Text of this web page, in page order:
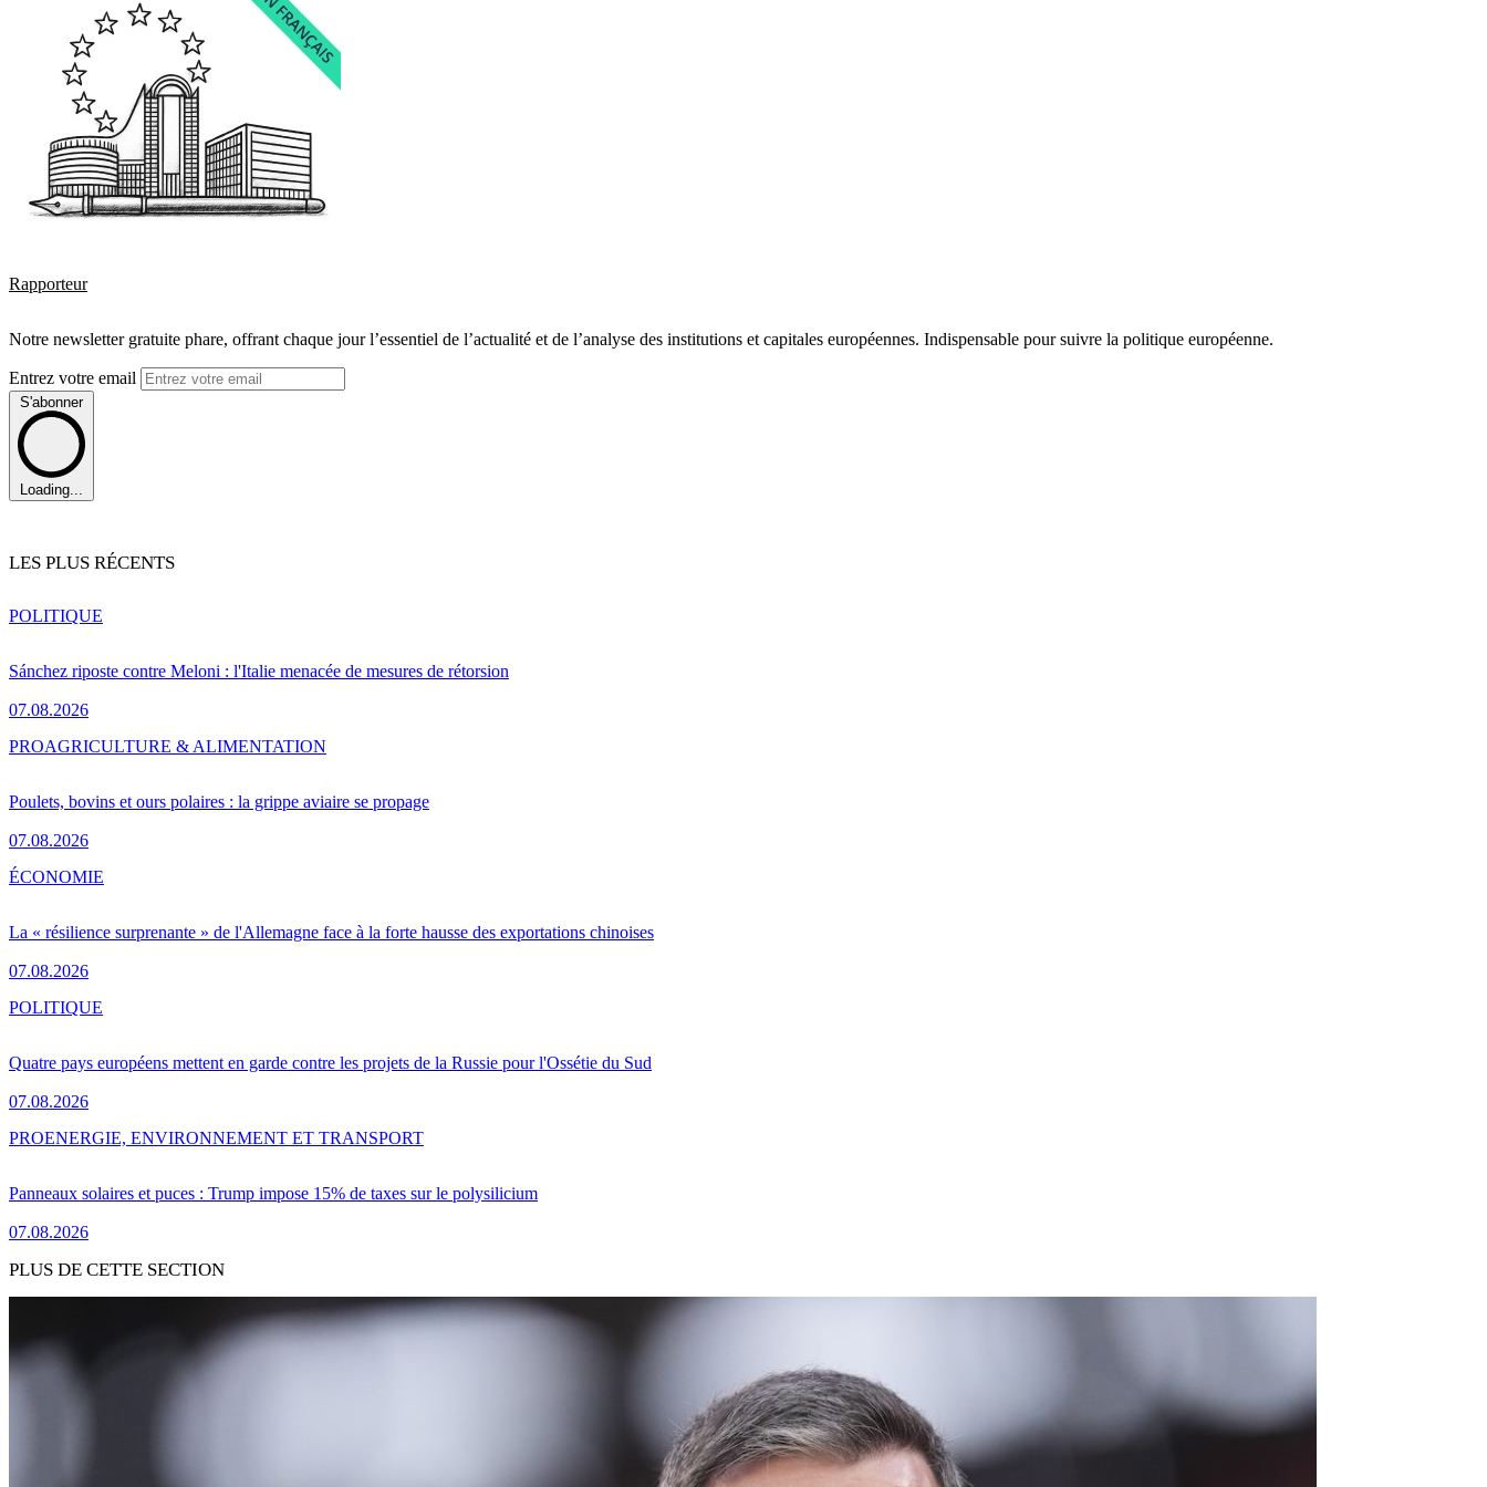
Rapporteur
Notre newsletter gratuite phare, offrant chaque jour l’essentiel de l’actualité et de l’analyse des institutions et capitales européennes. Indispensable pour suivre la politique européenne.
Entrez votre email
S'abonner
Loading...
LES PLUS RÉCENTS
Sánchez riposte contre Meloni : l'Italie menacée de mesures de rétorsion
07.08.2026
POLITIQUE
Poulets, bovins et ours polaires : la grippe aviaire se propage
07.08.2026
PROAGRICULTURE & ALIMENTATION
La « résilience surprenante » de l'Allemagne face à la forte hausse des exportations chinoises
07.08.2026
ÉCONOMIE
Quatre pays européens mettent en garde contre les projets de la Russie pour l'Ossétie du Sud
07.08.2026
POLITIQUE
Panneaux solaires et puces : Trump impose 15% de taxes sur le polysilicium
07.08.2026
PROENERGIE, ENVIRONNEMENT ET TRANSPORT
PLUS DE CETTE SECTION